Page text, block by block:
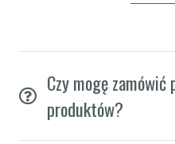
Czy mogę
produktów?